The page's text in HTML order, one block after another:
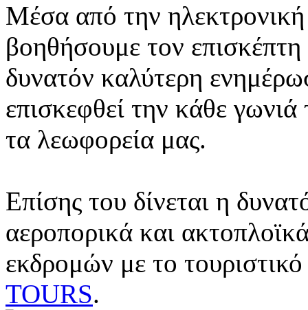
Μέσα από την ηλεκτρονική
βοηθήσουμε τον
δυνατόν καλύτερη
επισκεφθεί την κάθε
τα λεωφορεία μας.
Επίσης του δίνεται η
αεροπορικά και
εκδρομών με το
TOURS.